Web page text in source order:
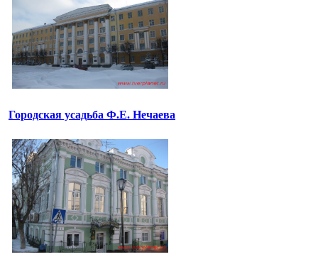
Городская усадьба Ф.Е. Нечаева